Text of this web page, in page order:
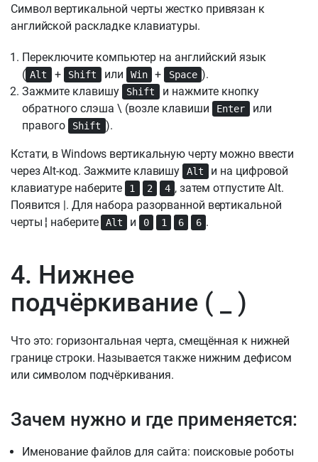
Символ вертикальной черты жестко привязан к
английской раскладке клавиатуры.
Переключите компьютер на английский язык
( Alt + Shift или Win + Space ).
Зажмите клавишу
Shift
и нажмите кнопку
обратного слэша \ (возле клавиши
Enter
или
правого
Shift ).
Кстати, в Windows вертикальную черту можно ввести
через Alt-код. Зажмите клавишу
Alt
и на цифровой
клавиатуре наберите
1 2 4 , затем отпустите Alt.
Появится |. Для набора разорванной вертикальной
черты ¦ наберите
Alt и 0 1 6 6 .
4. Нижнее
подчёркивание ( _ )
Что это: горизонтальная черта, смещённая к нижней
границе строки. Называется также нижним дефисом
или символом подчёркивания.
Зачем нужно и где применяется:
Именование файлов для сайта: поисковые роботы